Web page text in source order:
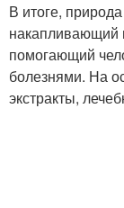
В итоге,
накапливающий
помогающий
болезнями. На
экстракты,